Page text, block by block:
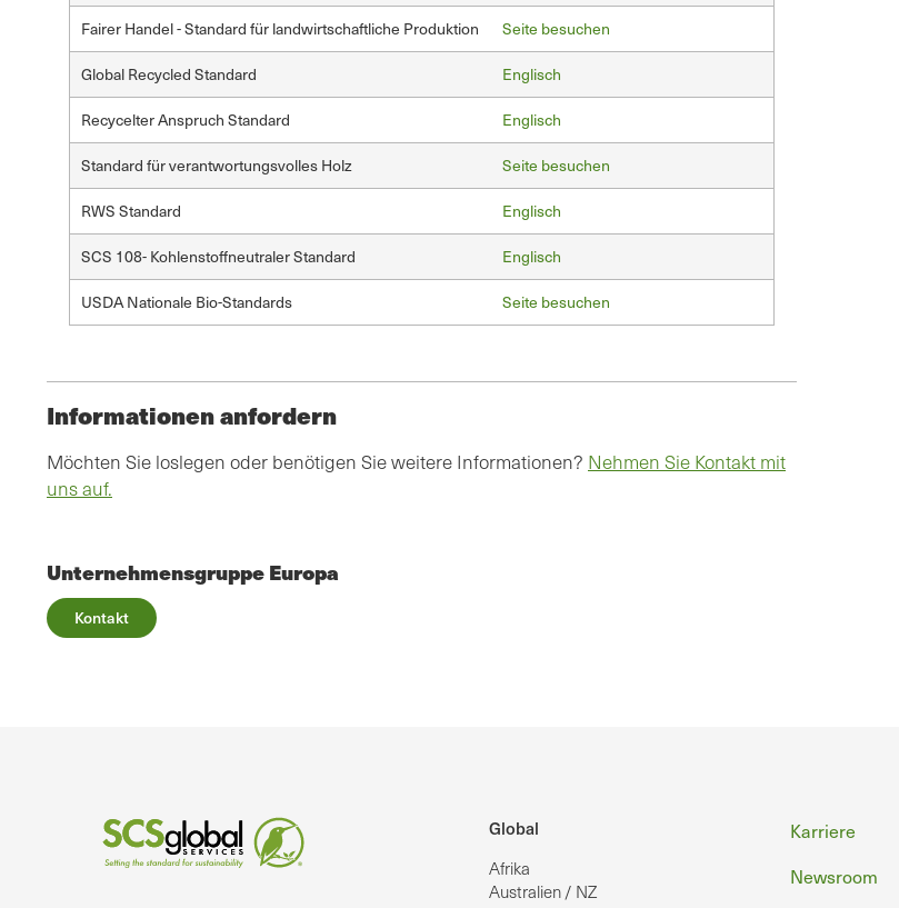
Fairer Handel - Standard für landwirtschaftliche Produktion Seite besuchen
Global Recycled Standard Englisch
Recycelter Anspruch Standard Englisch
Standard für verantwortungsvolles Holz Seite besuchen
RWS Standard Englisch
SCS 108- Kohlenstoffneutraler Standard Englisch
USDA Nationale Bio-Standards Seite besuchen
Informationen anfordern
Möchten Sie loslegen oder benötigen Sie weitere Informationen? Nehmen Sie Kontakt mit
uns auf.
Unternehmensgruppe Europa
Kontakt
Global
Afrika
Australien / NZ
Fußzeile
Karriere
Newsroom